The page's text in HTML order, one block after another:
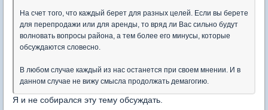
На счет того, что каждый берет для разных целей. Если вы берете
для перепродажи или для аренды, то вряд ли Вас сильно будут
волновать вопросы района, а тем более его минусы, которые
обсуждаются словесно.
В любом случае каждый из нас останется при своем мнении. И в
данном случае не вижу смысла продолжать демагогию.
Я и не собирался эту тему обсуждать.